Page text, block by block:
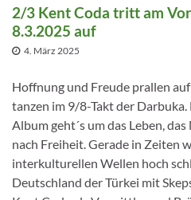
2/3 Kent Coda tritt am
8.3.2025 auf
4. März 2025
Hoffnung und Freude prallen
tanzen im 9/8-Takt der
Album geht´s um das Leben,
nach Freiheit. Gerade in Zeiten
interkulturellen Wellen hoch
Deutschland der Türkei mit